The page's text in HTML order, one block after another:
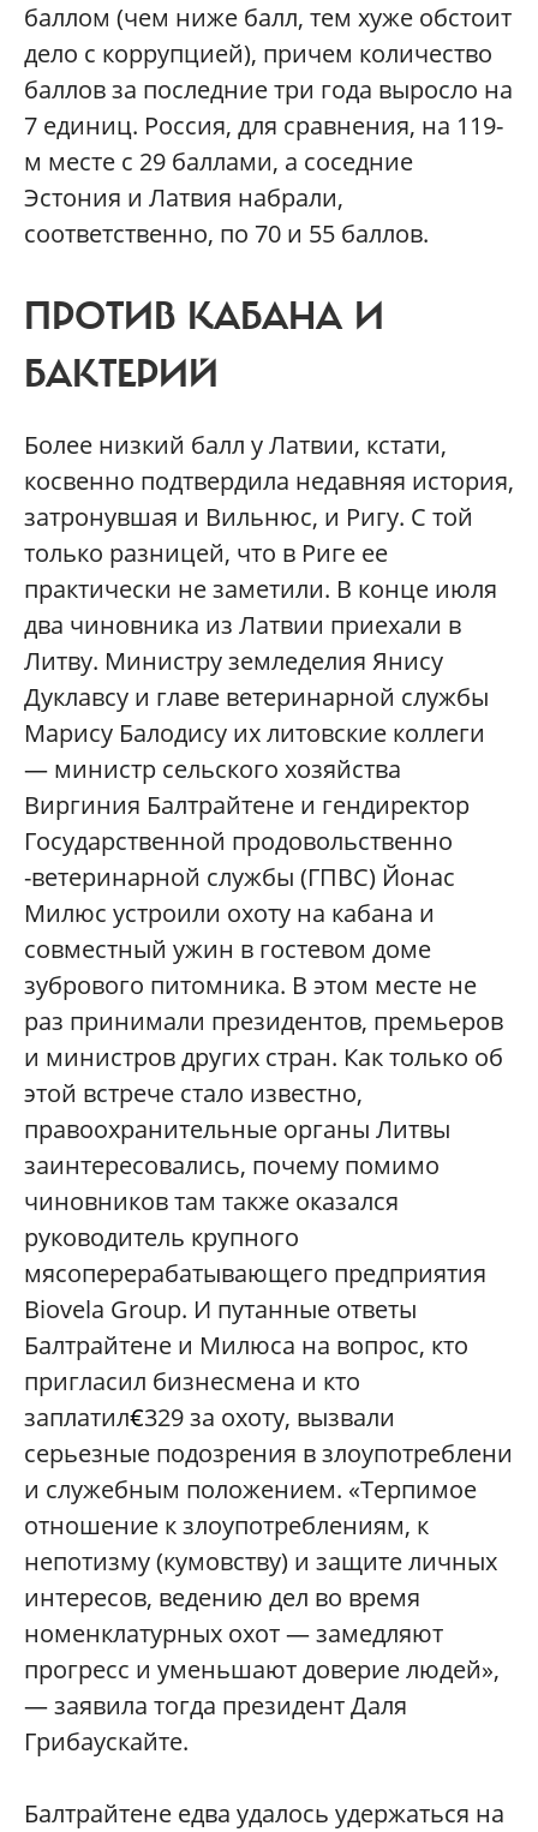
баллом (чем ниже балл, тем хуже обстоит
дело с коррупцией), причем количество
баллов за последние три года выросло на
7 единиц. Россия, для сравнения, на 119-
м месте с 29 баллами, а соседние
Эстония и Латвия набрали,
соответственно, по 70 и 55 баллов.
ПРОТИВ КАБАНА И
БАКТЕРИЙ
Более низкий балл у Латвии, кстати,
косвенно подтвердила недавняя история,
затронувшая и Вильнюс, и Ригу. С той
только разницей, что в Риге ее
практически не заметили. В конце июля
два чиновника из Латвии приехали в
Литву. Министру земледелия Янису
Дуклавсу и главе ветеринарной службы
Марису Балодису их литовские коллеги
— министр сельского хозяйства
Виргиния Балтрайтене и гендиректор
Государственной продовольственно
-ветеринарной службы (ГПВС) Йонас
Милюс устроили охоту на кабана и
совместный ужин в гостевом доме
зубрового питомника. В этом месте не
раз принимали президентов, премьеров
и министров других стран. Как только об
этой встрече стало известно,
правоохранительные органы Литвы
заинтересовались, почему помимо
чиновников там также оказался
руководитель крупного
мясоперерабатывающего предприятия
Biovela Group. И путанные ответы
Балтрайтене и Милюса на вопрос, кто
пригласил бизнесмена и кто
заплатил€329 за охоту, вызвали
серьезные подозрения в злоупотреблени
и служебным положением. «Терпимое
отношение к злоупотреблениям, к
непотизму (кумовству) и защите личных
интересов, ведению дел во время
номенклатурных охот — замедляют
прогресс и уменьшают доверие людей»,
— заявила тогда президент Даля
Грибаускайте.
Балтрайтене едва удалось удержаться на